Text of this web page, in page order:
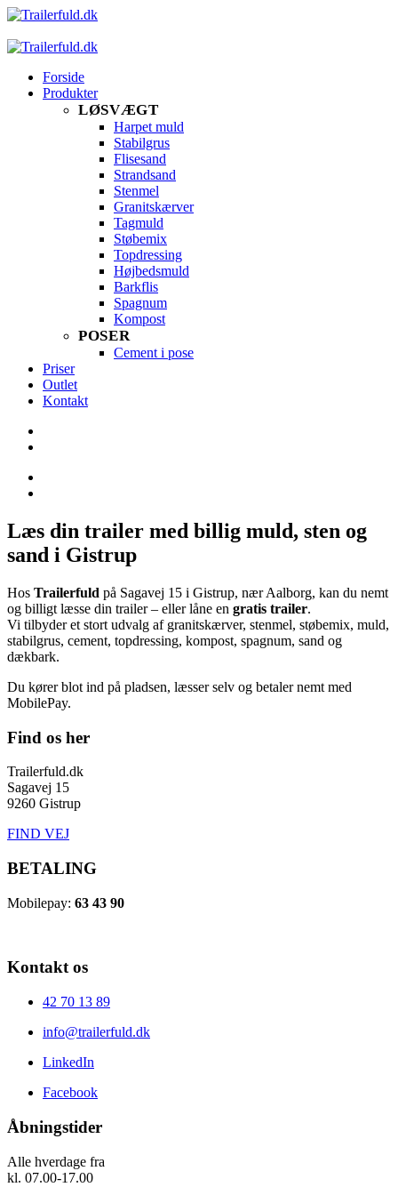
Forside
Produkter
LØSVÆGT
Harpet muld
Stabilgrus
Flisesand
Strandsand
Stenmel
Granitskærver
Tagmuld
Støbemix
Topdressing
Højbedsmuld
Barkflis
Spagnum
Kompost
POSER
Cement i pose
Priser
Outlet
Kontakt
Læs din trailer med billig muld, sten og
sand i Gistrup
Hos Trailerfuld på Sagavej 15 i Gistrup, nær Aalborg, kan du nemt
og billigt læsse din trailer – eller låne en gratis trailer.
Vi tilbyder et stort udvalg af granitskærver, stenmel, støbemix, muld,
stabilgrus, cement, topdressing, kompost, spagnum, sand og
dækbark.
Du kører blot ind på pladsen, læsser selv og betaler nemt med
MobilePay.
Find os her
Trailerfuld.dk
Sagavej 15
9260 Gistrup
FIND VEJ
BETALING
Mobilepay: 63 43 90
Kontakt os
42 70 13 89
info@trailerfuld.dk
LinkedIn
Facebook
Åbningstider
Alle hverdage fra
kl. 07.00-17.00